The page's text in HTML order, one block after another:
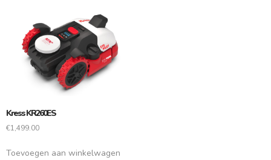
Kress KR260ES
€1,499.00
Toevoegen aan winkelwagen